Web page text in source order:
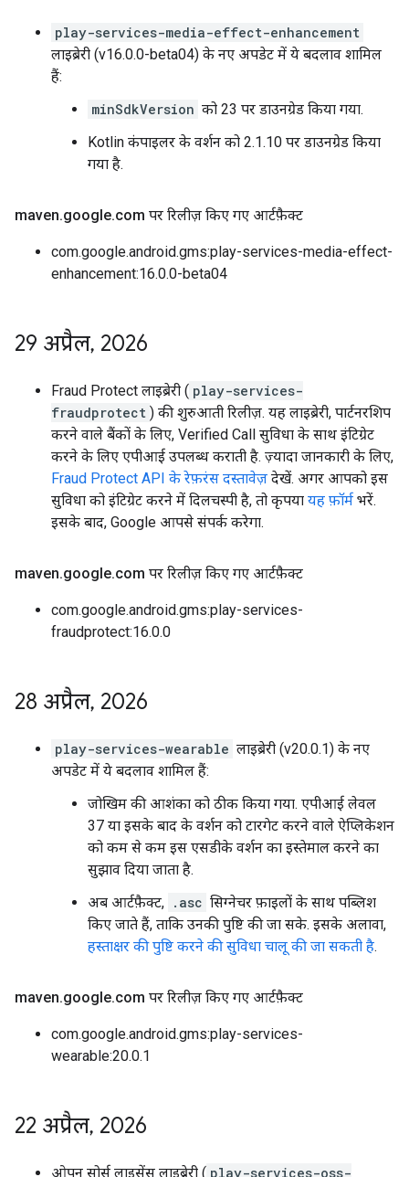
play-services-media-effect-enhancement
लाइब्रेरी (v16.0.0-beta04) के नए अपडेट में ये बदलाव शामिल
हैं:
minSdkVersion को 23 पर डाउनग्रेड किया गया.
Kotlin कंपाइलर के वर्शन को 2.1.10 पर डाउनग्रेड किया
गया है.
maven.google.com पर रिलीज़ किए गए आर्टफ़ैक्ट
com.google.android.gms:play-services-media-effect-
enhancement:16.0.0-beta04
29 अप्रैल, 2026
Fraud Protect लाइब्रेरी ( play-services-
fraudprotect ) की शुरुआती रिलीज़. यह लाइब्रेरी, पार्टनरशिप
करने वाले बैंकों के लिए, Verified Call सुविधा के साथ इंटिग्रेट
करने के लिए एपीआई उपलब्ध कराती है. ज़्यादा जानकारी के लिए,
Fraud Protect API के रेफ़रंस दस्तावेज़ देखें. अगर आपको इस
सुविधा को इंटिग्रेट करने में दिलचस्पी है, तो कृपया यह फ़ॉर्म भरें.
इसके बाद, Google आपसे संपर्क करेगा.
maven.google.com पर रिलीज़ किए गए आर्टफ़ैक्ट
com.google.android.gms:play-services-
fraudprotect:16.0.0
28 अप्रैल, 2026
play-services-wearable लाइब्रेरी (v20.0.1) के नए
अपडेट में ये बदलाव शामिल हैं:
जोखिम की आशंका को ठीक किया गया. एपीआई लेवल
37 या इसके बाद के वर्शन को टारगेट करने वाले ऐप्लिकेशन
को कम से कम इस एसडीके वर्शन का इस्तेमाल करने का
सुझाव दिया जाता है.
अब आर्टफ़ैक्ट, .asc सिग्नेचर फ़ाइलों के साथ पब्लिश
किए जाते हैं, ताकि उनकी पुष्टि की जा सके. इसके अलावा,
हस्ताक्षर की पुष्टि करने की सुविधा चालू की जा सकती है.
maven.google.com पर रिलीज़ किए गए आर्टफ़ैक्ट
com.google.android.gms:play-services-
wearable:20.0.1
22 अप्रैल, 2026
ओपन सोर्स लाइसेंस लाइब्रेरी ( play-services-oss-